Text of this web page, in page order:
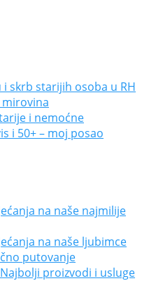
skrb starijih osoba u RH
mirovina
i nemoćne
i 50+ – moj posao
na naše najmilije
na naše ljubimce
putovanje
proizvodi i usluge